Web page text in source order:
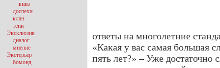
ответы на многолетние
«Какая у вас самая большая
пять лет?» – Уже
вниз
доспехи
клан
тени
Эксклюзив
диалог
мнение
Экстерьер
бомонд